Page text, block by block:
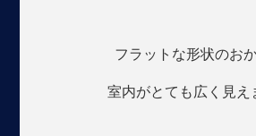
フラットな形状のお
室内がとても広く見え